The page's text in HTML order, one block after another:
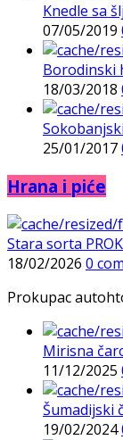
Knedle sa
07/05/2019
Borodinski
18/03/2018
25/01/2017
Hrana i piće
Stara sorta
18/02/2026 0
Prokupac
Mirisna
11/12/2025
Šumadijski
19/02/2024